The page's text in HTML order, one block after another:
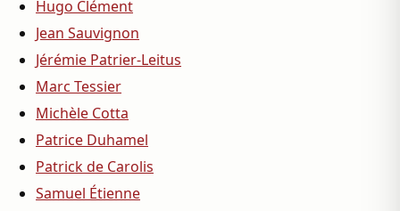
Hugo Clément
Jean Sauvignon
Jérémie Patrier-Leitus
Marc Tessier
Michèle Cotta
Patrice Duhamel
Patrick de Carolis
Samuel Étienne